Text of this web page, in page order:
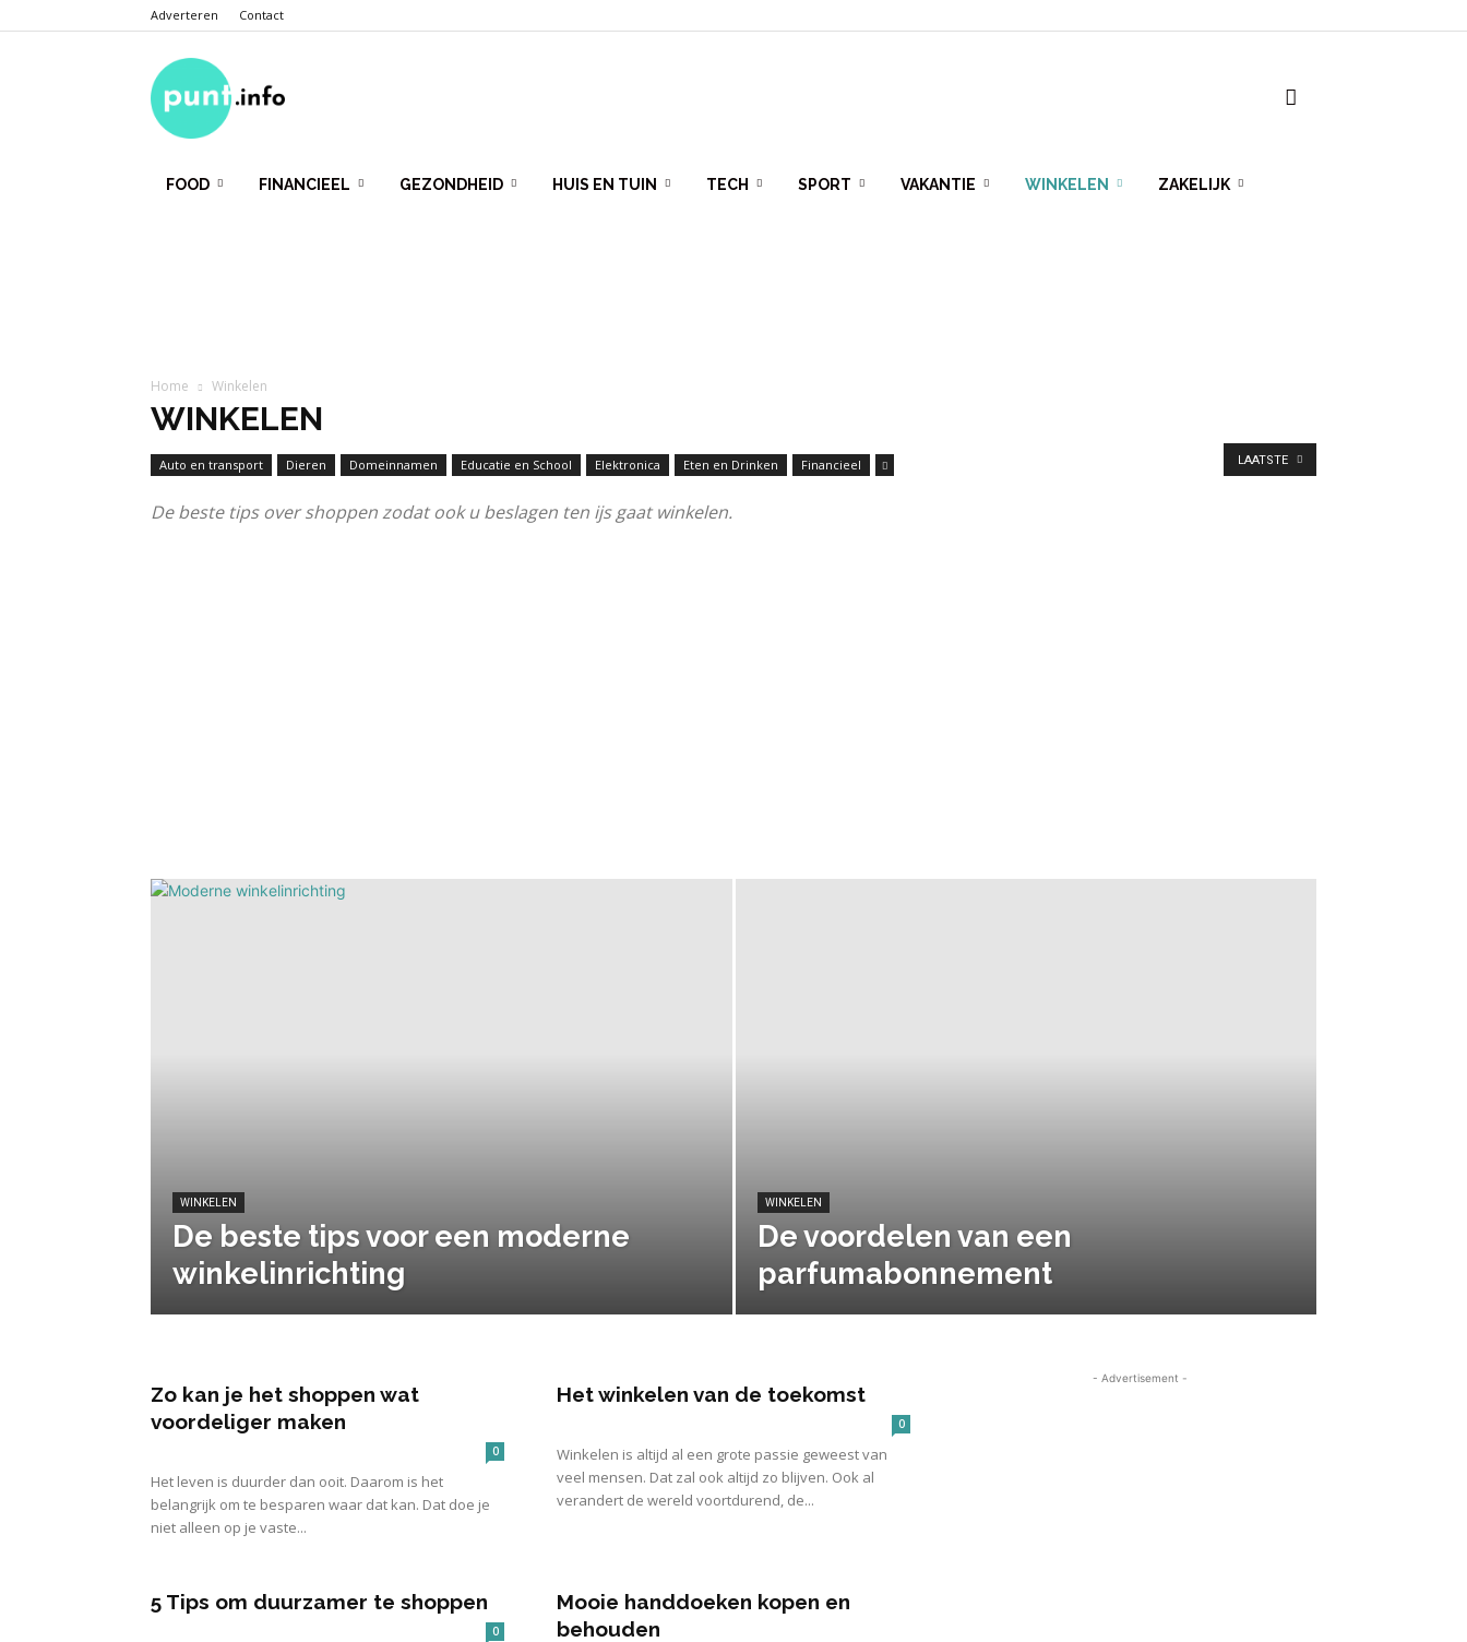
Adverteren Contact
Punt.Info
FOOD FINANCIEEL GEZONDHEID HUIS EN TUIN TECH SPORT VAKANTIE WINKELEN ZAKELIJK
Home Winkelen
WINKELEN
Auto en transport Dieren Domeinnamen Educatie en School Elektronica Eten en Drinken Financieel
De beste tips over shoppen zodat ook u beslagen ten ijs gaat winkelen.
LAATSTE
WINKELEN
De beste tips voor een moderne
winkelinrichting
WINKELEN
De voordelen van een
parfumabonnement
Zo kan je het shoppen wat
voordeliger maken
0
Het leven is duurder dan ooit. Daarom is het
belangrijk om te besparen waar dat kan. Dat doe je
niet alleen op je vaste...
Het winkelen van de toekomst
0
Winkelen is altijd al een grote passie geweest van
veel mensen. Dat zal ook altijd zo blijven. Ook al
verandert de wereld voortdurend, de...
5 Tips om duurzamer te shoppen
0
Mooie handdoeken kopen en
behouden
- Advertisement -